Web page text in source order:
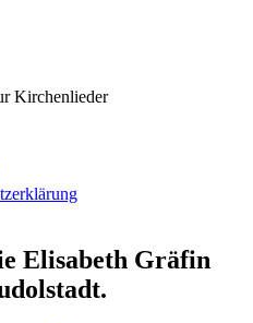
Kirchenlieder
Elisabeth Gräfin